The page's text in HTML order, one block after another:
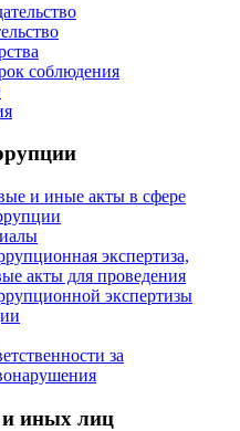
соблюдения
и иные акты в сфере
экспертиза,
акты для проведения
экспертизы
за
иных лиц